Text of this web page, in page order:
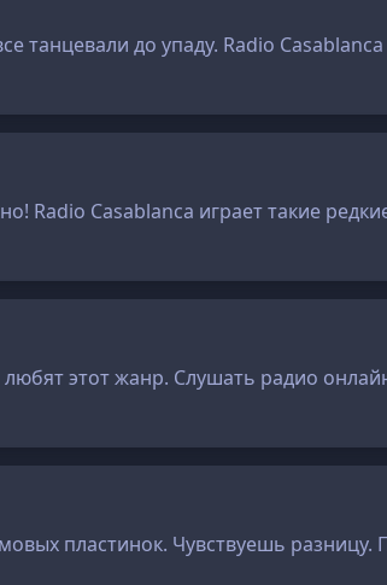
до упаду. Radio
Radio Casablanca играет такие
этот жанр. Слушать радио
пластинок. Чувствуешь разницу.